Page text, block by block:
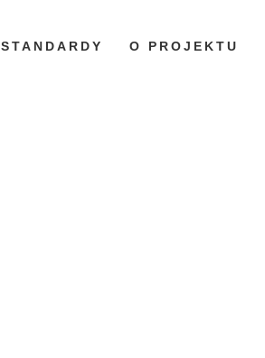
STANDARDY O PROJEKTU